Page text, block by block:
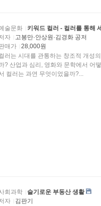
술문화
키워드 컬러 - 컬러를 통해
자
고봉만·안상원·김경화 공저
매가
28,000원
러는 시대를 관통하는 창조적 개성
? 산업과 심리, 영화와 문학에서 어
컬러는 과연 무엇이었을까?...
회과학
슬기로운 부동산 생활
자
김판기